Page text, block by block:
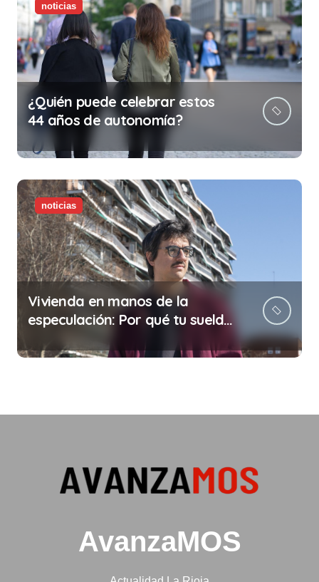
noticias
¿Quién puede celebrar estos
44 años de autonomía?
noticias
Vivienda en manos de la
especulación: Por qué tu sueldo
AvanzaMOS